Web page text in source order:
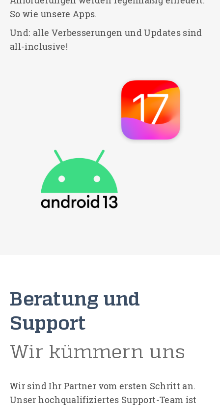
So wie unsere Apps.
Und: alle Verbesserungen und Updates sind
all-inclusive!
Beratung und
Support
Wir kümmern uns
Wir sind Ihr Partner vom ersten Schritt an.
Unser hochqualifiziertes Support-Team ist